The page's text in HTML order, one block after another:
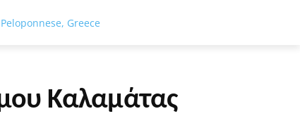
ΤΟΥΡΙΣΜΟΣ
Peloponnese, Greece
Καλαμάτας